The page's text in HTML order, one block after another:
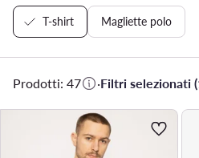
T-shirt Magliette polo
Prodotti: 47 ·Filtri selezionati